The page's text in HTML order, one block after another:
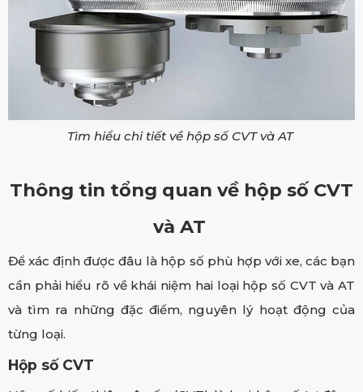
Tìm hiểu chi tiết về hộp số CVT và AT
Thông tin tổng quan về hộp số CVT
và AT
Để xác định được đâu là hộp số phù hợp với xe, các bạn
cần phải hiểu rõ về khái niệm hai loại hộp số CVT và AT
và tìm ra những đặc điểm, nguyên lý hoạt động của
từng loại.
Hộp số CVT